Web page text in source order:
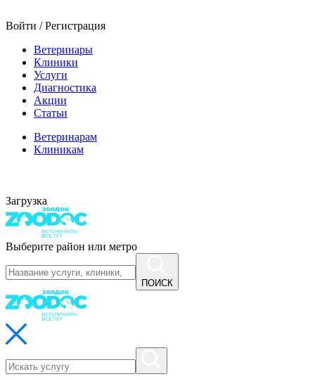
Войти / Регистрация
Ветеринары
Клиники
Услуги
Диагностика
Акции
Статьи
Ветеринарам
Клиникам
Загрузка
Выберите район или метро
ПОИСК